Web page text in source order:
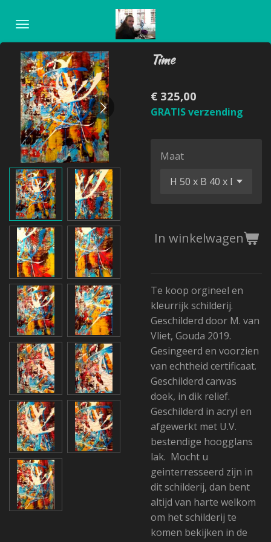
direct
naar
hoofdinhoud
Time
€ 325,00
GRATIS verzending
Maat
In winkelwagen
Te koop orgineel en
kleurrijk schilderij.
Geschilderd door M. van
Vliet, Gouda 2019.
Gesingeerd en voorzien
van echtheid certificaat.
Geschilderd canvas
doek, in dik relief.
Geschilderd in acryl en
afgewerkt met U.V.
bestendige hoogglans
lak. Mocht u
geinterresseerd zijn in
dit schilderij, dan bent
altijd van harte welkom
om het schilderij te
komen bekijken in de